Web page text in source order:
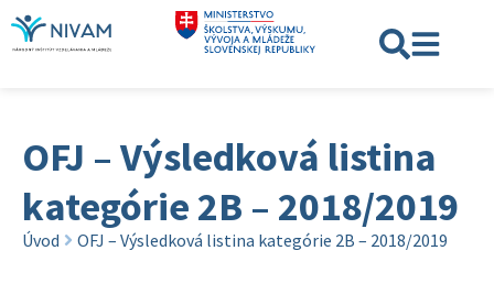
OFJ – Výsledková listina
kategórie 2B – 2018/2019
Úvod OFJ – Výsledková listina kategórie 2B – 2018/2019